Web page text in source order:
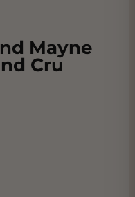
Mayne
Cru